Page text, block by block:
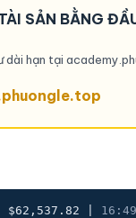
SẢN BẰNG
dài hạn tại
$62,537.82 |